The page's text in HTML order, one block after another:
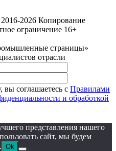
2026 Копирование
ограничение 16+
страницы»
отрасли
соглашаетесь с Правилами
и обработкой
представления нашего
сайт, мы будем
Ok